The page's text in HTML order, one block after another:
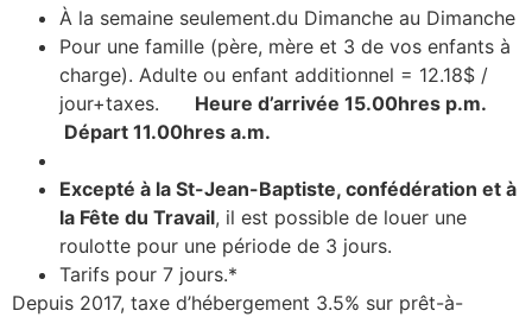
À la semaine seulement.du Dimanche au Dimanche
Pour une famille (père, mère et 3 de vos enfants à
charge). Adulte ou enfant additionnel = 12.18$ /
jour+taxes. Heure d’arrivée 15.00hres p.m.
Départ 11.00hres a.m.
Excepté à la St-Jean-Baptiste, confédération et à
la Fête du Travail, il est possible de louer une
roulotte pour une période de 3 jours.
Tarifs pour 7 jours.*
Depuis 2017, taxe d’hébergement 3.5% sur prêt-à-